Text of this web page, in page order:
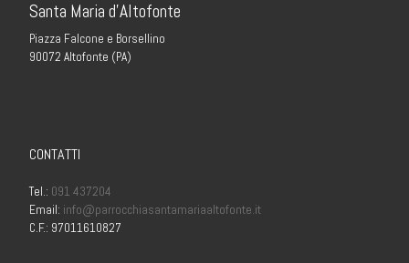
Santa Maria d’Altofonte
Piazza Falcone e Borsellino
90072 Altofonte (PA)
CONTATTI
Tel.: 091 437204
Email: info@parrocchiasantamariaaltofonte.it
C.F.: 97011610827